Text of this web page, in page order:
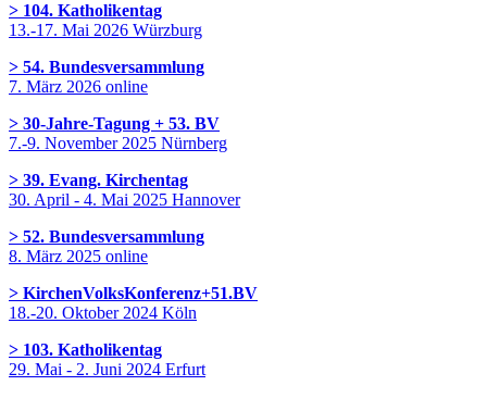
> 104. Katholikentag
13.-17. Mai 2026 Würzburg
> 54. Bundesversammlung
7. März 2026 online
> 30-Jahre-Tagung + 53. BV
7.-9. November 2025 Nürnberg
> 39. Evang. Kirchentag
30. April - 4. Mai 2025 Hannover
> 52. Bundesversammlung
8. März 2025 online
> KirchenVolksKonferenz+51.BV
18.-20. Oktober 2024 Köln
> 103. Katholikentag
29. Mai - 2. Juni 2024 Erfurt